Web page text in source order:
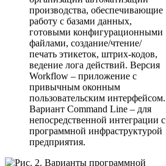
производства, обеспечивающие
работу с базами данных,
готовыми конфигурационными
файлами, создание/чтение/
печать этикеток, штрих-кодов,
ведение лога действий. Версия
Workflow – приложение с
привычным оконным
пользовательским интерфейсом.
Вариант Command Line – для
непосредственной интеграции с
программной инфраструктурой
предприятия.